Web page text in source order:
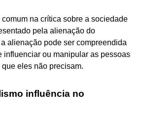
na crítica sobre a sociedade
pela alienação do
alienação pode ser compreendida
influenciar ou manipular as pessoas
eles não precisam.
influência no